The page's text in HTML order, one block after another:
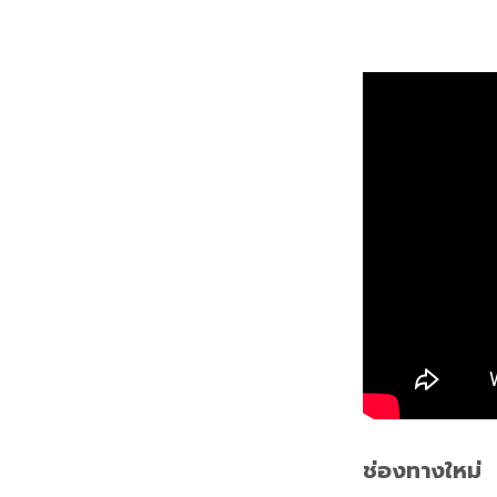
ช่องทางใหม่